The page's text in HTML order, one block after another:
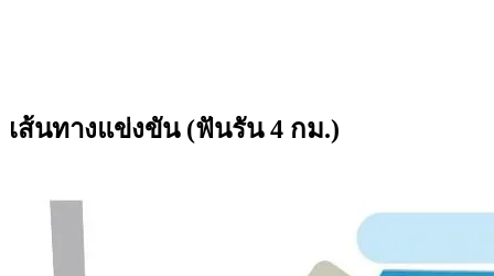
เส้นทางแข่งขัน (ฟันรัน 4 กม.)